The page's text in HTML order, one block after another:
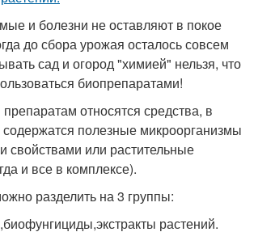
и болезни не оставляют в покое
до сбора урожая осталось совсем
сад и огород "химией" нельзя, что
биопрепаратами!
относятся средства, в
содержатся полезные микроорганизмы
свойствами или растительные
и все в комплексе).
разделить на 3 группы:
растений.